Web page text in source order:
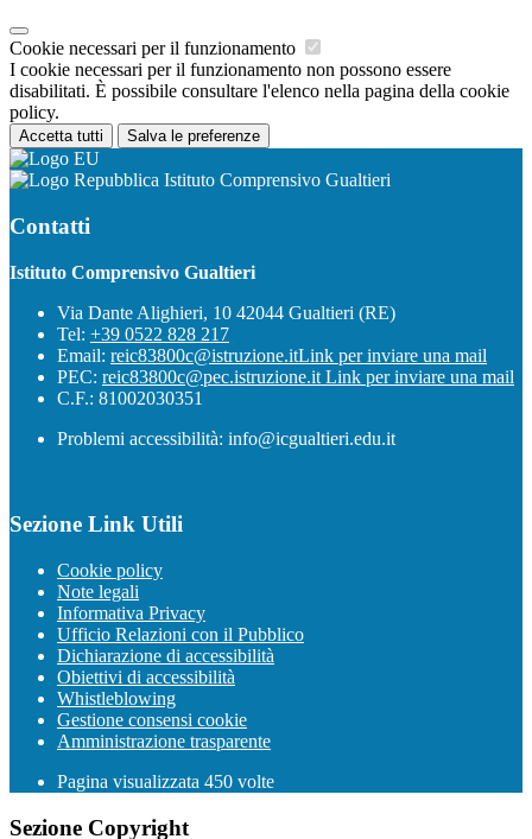
Cookie necessari per il funzionamento
I cookie necessari per il funzionamento non possono essere
disabilitati. È possibile consultare l'elenco nella pagina della cookie
policy.
Accetta tutti Salva le preferenze
Istituto Comprensivo Gualtieri
Contatti
Istituto Comprensivo Gualtieri
Via Dante Alighieri, 10 42044 Gualtieri (RE)
Tel: +39 0522 828 217
Email: reic83800c@istruzione.itLink per inviare una mail
PEC: reic83800c@pec.istruzione.it Link per inviare una mail
C.F.: 81002030351
Problemi accessibilità: info@icgualtieri.edu.it
Sezione Link Utili
Cookie policy
Note legali
Informativa Privacy
Ufficio Relazioni con il Pubblico
Dichiarazione di accessibilità
Obiettivi di accessibilità
Whistleblowing
Gestione consensi cookie
Amministrazione trasparente
Pagina visualizzata 450 volte
Sezione Copyright